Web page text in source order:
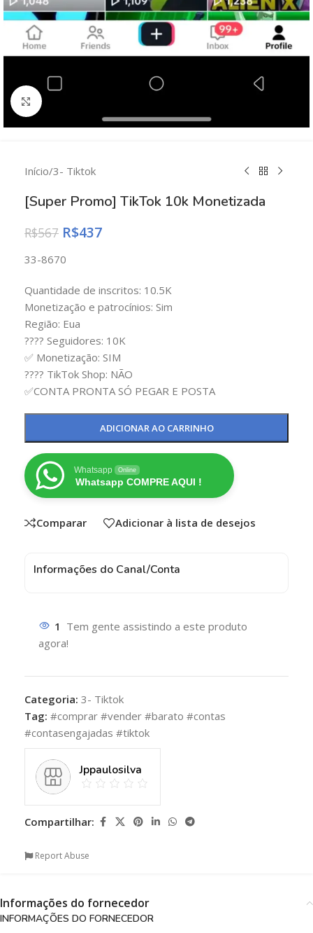
Clique para ampliar
Início/3- Tiktok
[Super Promo] TikTok 10k Monetizada
R$567 R$437
33-8670
Quantidade de inscritos: 10.5K
Monetização e patrocínios: Sim
Região: Eua
???? Seguidores: 10K
✅ Monetização: SIM
????️ TikTok Shop: NÃO
✅CONTA PRONTA SÓ PEGAR E POSTA
ADICIONAR AO CARRINHO
Whatsapp Online
Whatsapp COMPRE AQUI !
Comparar Adicionar à lista de desejos
Informações do Canal/Conta
1 Tem gente assistindo a este produto
agora!
Categoria: 3- Tiktok
Tag: #comprar #vender #barato #contas
#contasengajadas #tiktok
Jppaulosilva
Compartilhar:
Report Abuse
Informações do fornecedor
INFORMAÇÕES DO FORNECEDOR